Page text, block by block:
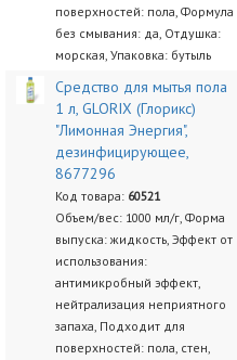
поверхностей: пола, Формула
без смывания: да, Отдушка:
морская, Упаковка: бутыль
Средство для мытья пола
1 л, GLORIX (Глорикс)
"Лимонная Энергия",
дезинфицирующее,
8677296
Код товара: 60521
Объем/вес: 1000 мл/г, Форма
выпуска: жидкость, Эффект от
использования:
антимикробный эффект,
нейтрализация неприятного
запаха, Подходит для
поверхностей: пола, стен,